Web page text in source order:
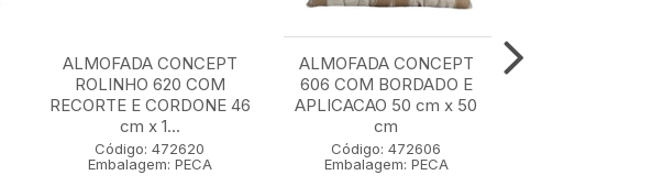
ALMOFADA CONCEPT
ROLINHO 620 COM
RECORTE E CORDONE 46
cm x 1...
Código: 472620
Embalagem: PECA
ALMOFADA CONCEPT
606 COM BORDADO E
APLICACAO 50 cm x 50
cm
Código: 472606
Embalagem: PECA